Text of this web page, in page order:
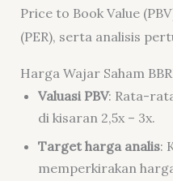
Price to Book Value
(PER), serta analisis
Harga Wajar Saham
Valuasi PBV: Rata-
di kisaran 2,5x – 3x.
Target harga analis:
memperkirakan